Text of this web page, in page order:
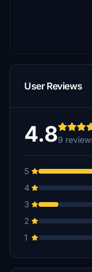
User Reviews
4.89
5
4
3
2
1